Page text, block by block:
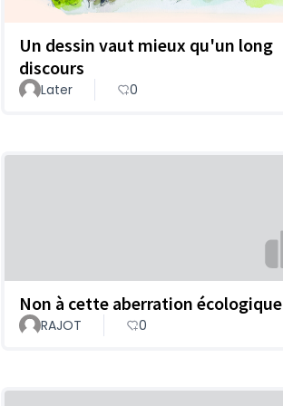
Un dessin vaut mieux qu'un long
discours
Later 0
Non à cette aberration écologique
RAJOT 0